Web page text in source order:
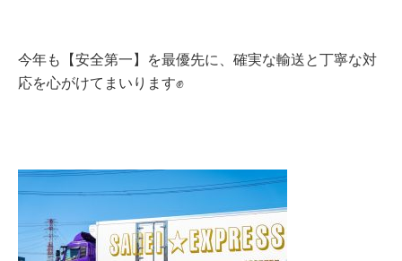
今年も【安全第一】を最優先に、確実な輸送と丁寧な対
応を心がけてまいります✊